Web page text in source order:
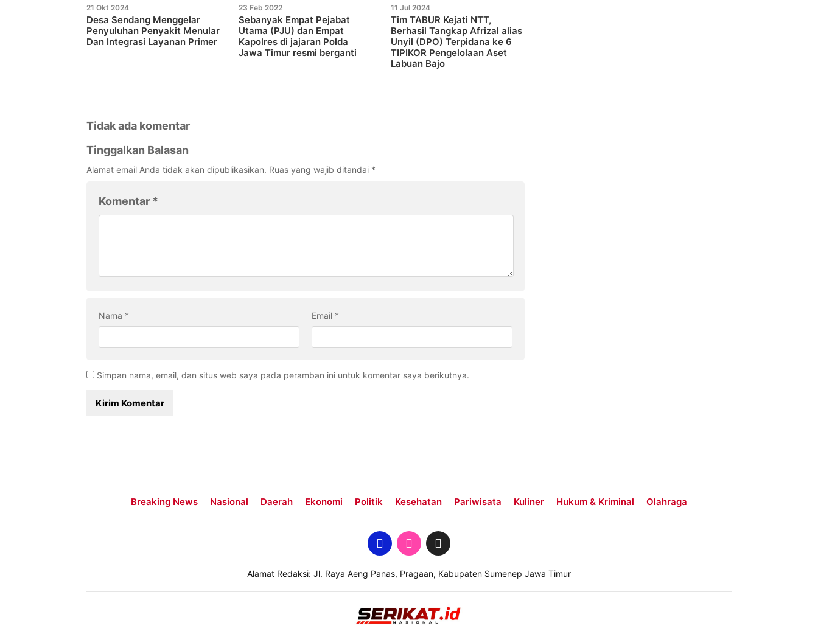
21 Okt 2024
Desa Sendang Menggelar
Penyuluhan Penyakit Menular
Dan Integrasi Layanan Primer
23 Feb 2022
Sebanyak Empat Pejabat
Utama (PJU) dan Empat
Kapolres di jajaran Polda
Jawa Timur resmi berganti
11 Jul 2024
Tim TABUR Kejati NTT,
Berhasil Tangkap Afrizal alias
Unyil (DPO) Terpidana ke 6
TIPIKOR Pengelolaan Aset
Labuan Bajo
Tidak ada komentar
Tinggalkan Balasan
Alamat email Anda tidak akan dipublikasikan. Ruas yang wajib ditandai *
Komentar *
Nama * Email *
Simpan nama, email, dan situs web saya pada peramban ini untuk komentar saya berikutnya.
Breaking News Nasional Daerah Ekonomi Politik Kesehatan Pariwisata Kuliner Hukum & Kriminal Olahraga
Alamat Redaksi: Jl. Raya Aeng Panas, Pragaan, Kabupaten Sumenep Jawa Timur